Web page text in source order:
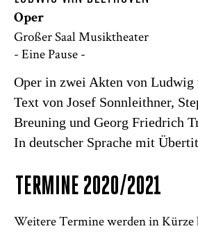
Oper
Großer Saal Musiktheater
- Eine Pause -
Oper in zwei Akten von Ludwig
Text von Josef Sonnleithner,
Breuning und Georg Friedrich
In deutscher Sprache mit
TERMINE 2020/2021
Weitere Termine werden in Kürze